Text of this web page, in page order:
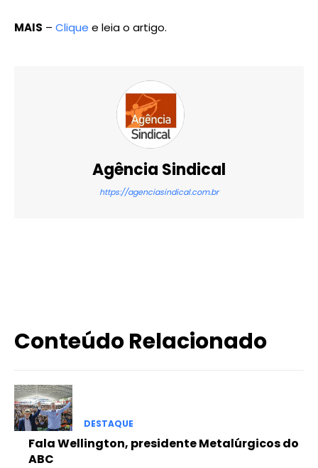
MAIS – Clique e leia o artigo.
Agência Sindical
https://agenciasindical.com.br
Conteúdo Relacionado
DESTAQUE
Fala Wellington, presidente Metalúrgicos do
ABC